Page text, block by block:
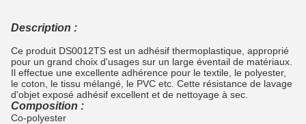
Description :
Ce produit DS0012TS est un adhésif thermoplastique, approprié
pour un grand choix d'usages sur un large éventail de matériaux.
Il effectue une excellente adhérence pour le textile, le polyester,
le coton, le tissu mélangé, le PVC etc. Cette résistance de lavage
d'objet exposé adhésif excellent et de nettoyage à sec.
Composition :
Co-polyester